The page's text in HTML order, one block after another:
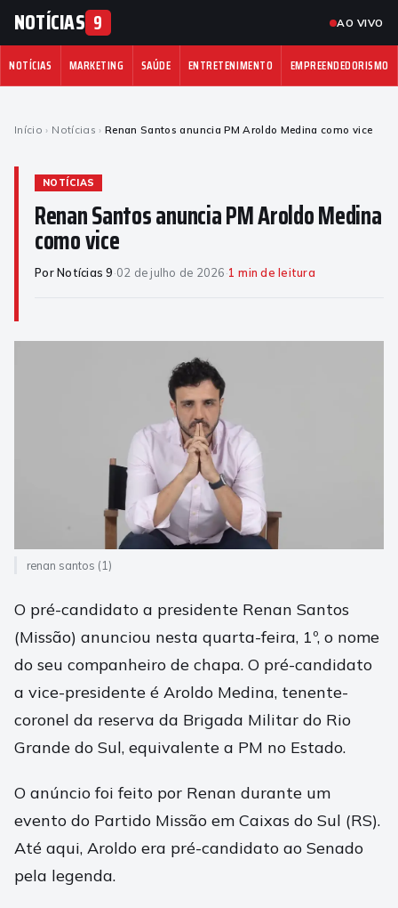
NOTÍCIAS 9 AO VIVO
NOTÍCIAS MARKETING SAÚDE ENTRETENIMENTO EMPREENDEDORISMO
Início › Notícias › Renan Santos anuncia PM Aroldo Medina como vice
NOTÍCIAS
Renan Santos anuncia PM Aroldo Medina
como vice
Por Notícias 9·02 de julho de 2026·1 min de leitura
renan santos (1)
O pré-candidato a presidente Renan Santos
(Missão) anunciou nesta quarta-feira, 1º, o nome
do seu companheiro de chapa. O pré-candidato
a vice-presidente é Aroldo Medina, tenente-
coronel da reserva da Brigada Militar do Rio
Grande do Sul, equivalente a PM no Estado.
O anúncio foi feito por Renan durante um
evento do Partido Missão em Caixas do Sul (RS).
Até aqui, Aroldo era pré-candidato ao Senado
pela legenda.